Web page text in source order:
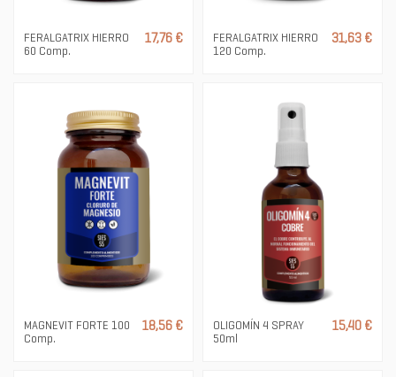
FERALGATRIX HIERRO
60 Comp.
17,76 €
FERALGATRIX HIERRO
120 Comp.
31,63 €
MAGNEVIT FORTE 100
Comp.
18,56 €
OLIGOMÍN 4 SPRAY
50ml
15,40 €